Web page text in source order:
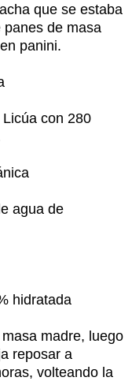
que se estaba
de masa
panini.
con 280
agua de
hidratada
madre, luego
reposar a
volteando la